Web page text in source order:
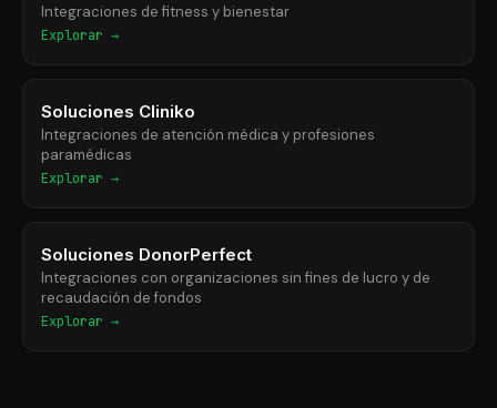
Integraciones de fitness y bienestar
Explorar →
Soluciones Cliniko
Integraciones de atención médica y profesiones
paramédicas
Explorar →
Soluciones DonorPerfect
Integraciones con organizaciones sin fines de lucro y de
recaudación de fondos
Explorar →